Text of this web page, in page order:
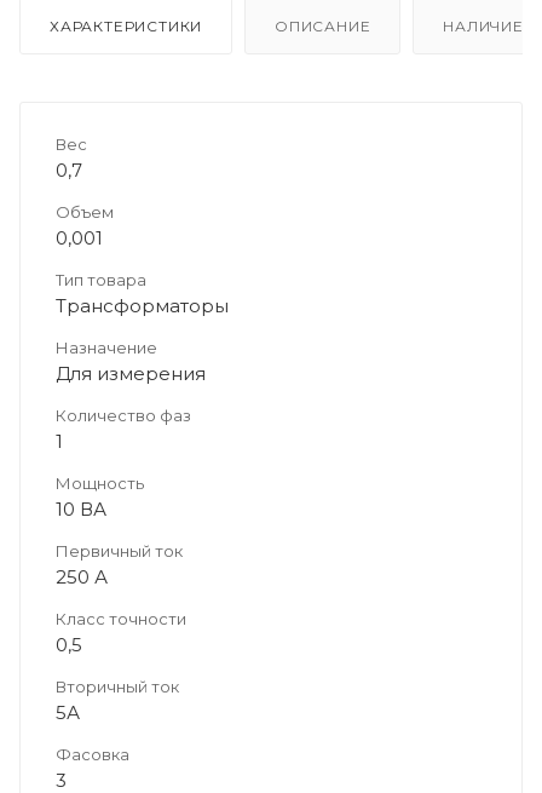
ХАРАКТЕРИСТИКИ ОПИСАНИЕ НАЛИЧИЕ
Вес
0,7
Объем
0,001
Тип товара
Трансформаторы
Назначение
Для измерения
Количество фаз
1
Мощность
10 ВА
Первичный ток
250 А
Класс точности
0,5
Вторичный ток
5А
Фасовка
3